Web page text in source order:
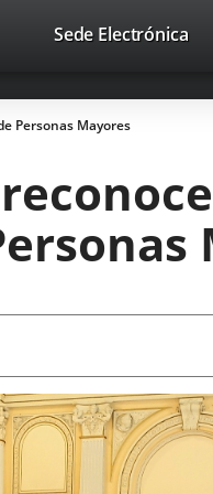
con nosotros Contacto
Sede ElectrónicaLink
Personas Mayores